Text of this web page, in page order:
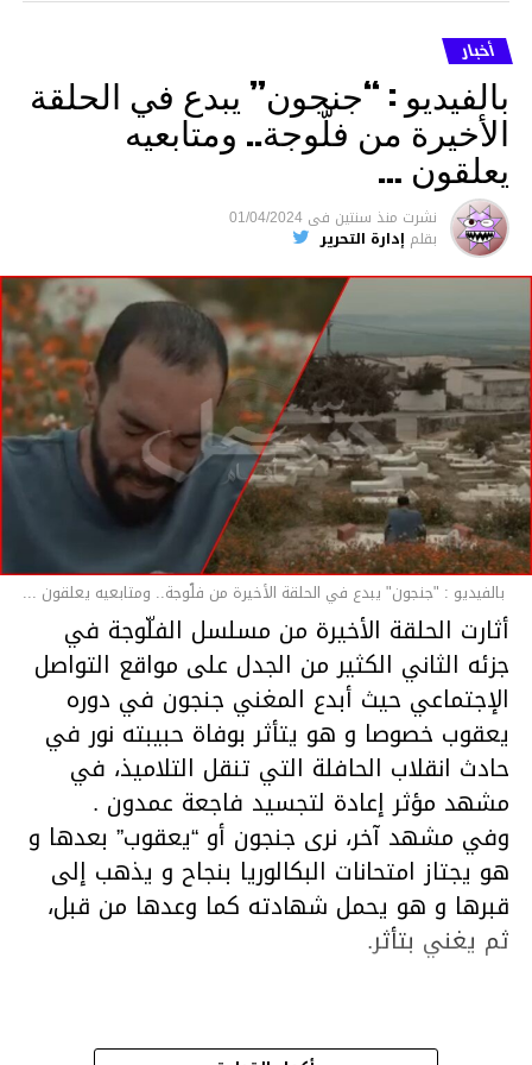
أخبار
بالفيديو : “جنجون” يبدع في الحلقة
الأخيرة من فلّوجة.. ومتابعيه
يعلقون …
نشرت منذ سنتين فى 01/04/2024
بقلم إدارة التحرير
بالفيديو : "جنجون" يبدع في الحلقة الأخيرة من فلّوجة.. ومتابعيه يعلقون ...
أثارت الحلقة الأخيرة من مسلسل الفلّوجة في
جزئه الثاني الكثير من الجدل على مواقع التواصل
الإجتماعي حيث أبدع المغني جنجون في دوره
يعقوب خصوصا و هو يتأثر بوفاة حبيبته نور في
حادث انقلاب الحافلة التي تنقل التلاميذ، في
مشهد مؤثر إعادة لتجسيد فاجعة عمدون .
وفي مشهد آخر، نرى جنجون أو “يعقوب” بعدها و
هو يجتاز امتحانات البكالوريا بنجاح و يذهب إلى
قبرها و هو يحمل شهادته كما وعدها من قبل،
ثم يغني بتأثر.